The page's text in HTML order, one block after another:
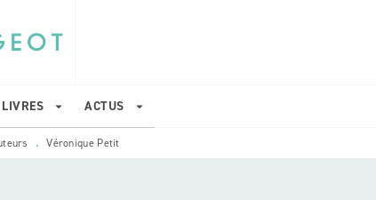
RECHERCHE
arrow_drop_down ACTUS arrow_drop_down
• Véronique Petit